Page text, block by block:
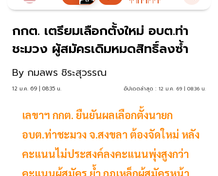
กกต. เตรียมเลือกตั้งใหม่ อบต.ท่า
ชะมวง ผู้สมัครเดิมหมดสิทธิ์ลงซ้ำ
By กมลพร ชิระสุวรรณ
12 ม.ค. 69 | 08:35 น. อัปเดตล่าสุด : 12 ม.ค. 69 | 08:36 น.
เลขาฯ กกต. ยืนยันผลเลือกตั้งนายก
อบต.ท่าชะมวง จ.สงขลา ต้องจัดใหม่ หลัง
คะแนนไม่ประสงค์ลงคะแนนพุ่งสูงกว่า
คะแนนผู้สมัคร ย้ำ กฎเหล็กผู้สมัครหน้า